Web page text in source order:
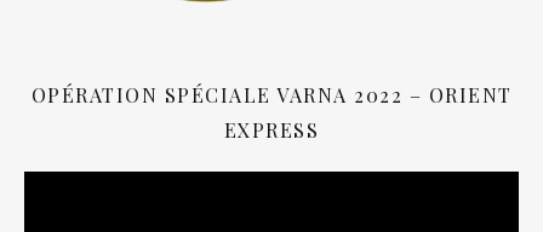
OPÉRATION SPÉCIALE VARNA 2022 – ORIENT
EXPRESS